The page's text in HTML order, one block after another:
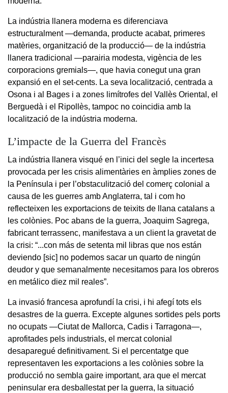
La indústria llanera moderna es diferenciava
estructuralment —demanda, producte acabat, primeres
matèries, organització de la producció— de la indústria
llanera tradicional —parairia modesta, vigència de les
corporacions gremials—, que havia conegut una gran
expansió en el set-cents. La seva localització, centrada a
Osona i al Bages i a zones limítrofes del Vallès Oriental, el
Berguedà i el Ripollès, tampoc no coincidia amb la
localització de la indústria moderna.
L’impacte de la Guerra del Francès
La indústria llanera visqué en l’inici del segle la incertesa
provocada per les crisis alimentàries en àmplies zones de
la Península i per l’obstaculització del comerç colonial a
causa de les guerres amb Anglaterra, tal i com ho
reflecteixen les exportacions de teixits de llana catalans a
les colònies. Poc abans de la guerra, Joaquim Sagrega,
fabricant terrassenc, manifestava a un client la gravetat de
la crisi: “...con más de setenta mil libras que nos están
deviendo [sic] no podemos sacar un quarto de ningún
deudor y que semanalmente necesitamos para los obreros
en metálico diez mil reales”.
La invasió francesa aprofundí la crisi, i hi afegí tots els
desastres de la guerra. Excepte algunes sortides pels ports
no ocupats —Ciutat de Mallorca, Cadis i Tarragona—,
aprofitades pels industrials, el mercat colonial
desaparegué definitivament. Si el percentatge que
representaven les exportacions a les colònies sobre la
producció no sembla gaire important, ara que el mercat
peninsular era desballestat per la guerra, la situació